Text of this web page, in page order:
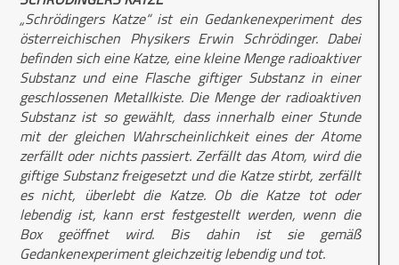
„Schrödingers Katze“ ist ein Gedankenexperiment des
österreichischen Physikers Erwin Schrödinger. Dabei
befinden sich eine Katze, eine kleine Menge radioaktiver
Substanz und eine Flasche giftiger Substanz in einer
geschlossenen Metallkiste. Die Menge der radioaktiven
Substanz ist so gewählt, dass innerhalb einer Stunde
mit der gleichen Wahrscheinlichkeit eines der Atome
zerfällt oder nichts passiert. Zerfällt das Atom, wird die
giftige Substanz freigesetzt und die Katze stirbt, zerfällt
es nicht, überlebt die Katze. Ob die Katze tot oder
lebendig ist, kann erst festgestellt werden, wenn die
Box geöffnet wird. Bis dahin ist sie gemäß
Gedankenexperiment gleichzeitig lebendig und tot.